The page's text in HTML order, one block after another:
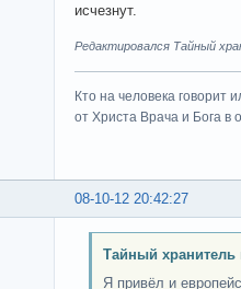
исчезнут.
Редактировался Тайный
Кто на человека говорит
от Христа Врача и Бога в
08-10-12 20:42:27
Тайный хранитель
Я привёл и